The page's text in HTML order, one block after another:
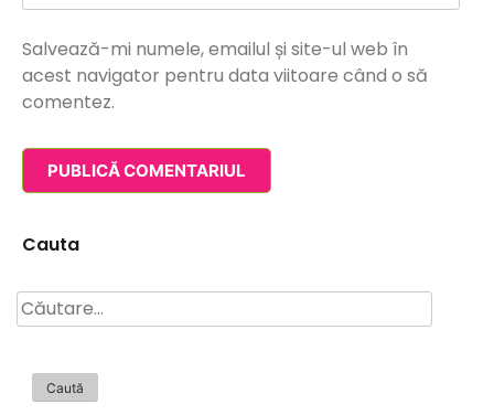
Salvează-mi numele, emailul și site-ul web în
acest navigator pentru data viitoare când o să
comentez.
Cauta
Caută
după: